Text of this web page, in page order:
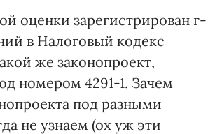
оценки зарегистрирован г-
в Налоговый кодекс
же законопроект,
номером 4291-1. Зачем
под разными
не узнаем (ох уж эти